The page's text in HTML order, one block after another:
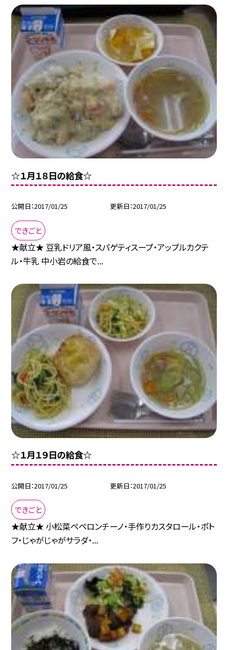
☆１月１８日の給食☆
公開日 2017/01/25 更新日 2017/01/25
できごと
★献立★ 豆乳ドリア風・スパゲティスープ・アップルカクテ
ル・牛乳 中小岩の給食で...
☆１月１９日の給食☆
公開日 2017/01/25 更新日 2017/01/25
できごと
★献立★ 小松菜ペペロンチーノ・手作りカスタロール・ポト
フ・じゃがじゃがサラダ・...